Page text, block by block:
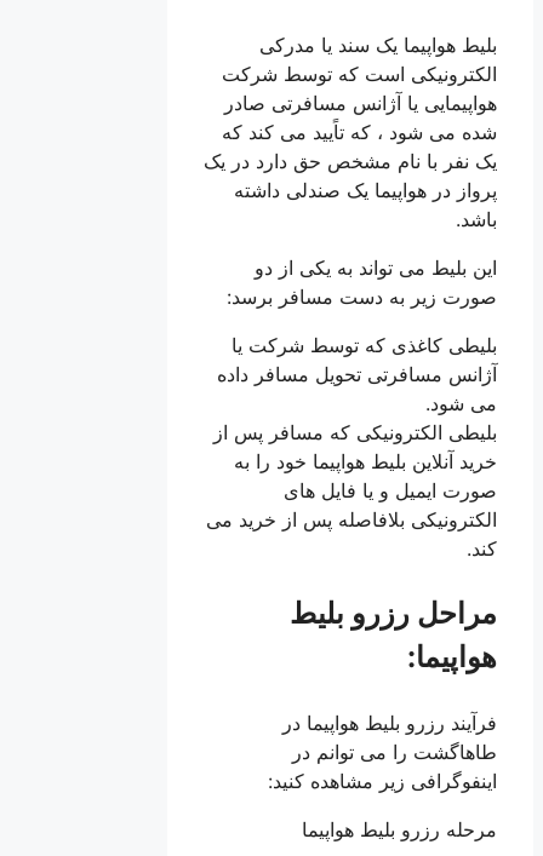
بلیط هواپیما یک سند یا مدرکی
الکترونیکی است که توسط شرکت
هواپیمایی یا آژانس مسافرتی صادر
شده می شود ، که تاًیید می کند که
یک نفر با نام مشخص حق دارد در یک
پرواز در هواپیما یک صندلی داشته
باشد.
این بلیط می تواند به یکی از دو
صورت زیر به دست مسافر برسد:
بلیطی کاغذی که توسط شرکت یا
آژانس مسافرتی تحویل مسافر داده
می شود.
بلیطی الکترونیکی که مسافر پس از
خرید آنلاین بلیط هواپیما خود را به
صورت ایمیل و یا فایل های
الکترونیکی بلافاصله پس از خرید می
کند.
مراحل رزرو بلیط
هواپیما:
فرآیند رزرو بلیط هواپیما در
طاهاگشت را می توانم در
اینفوگرافی زیر مشاهده کنید:
مرحله رزرو بلیط هواپیما